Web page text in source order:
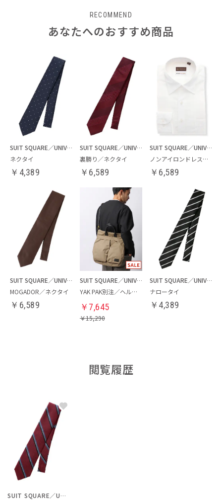
RECOMMEND
あなたへのおすすめ商品
SUIT SQUARE／UNIVERSAL LANGUAGE
ネクタイ
￥ 4,389
SUIT SQUARE／UNIVERSAL LANGUAGE
裏勝り／ネクタイ
￥ 6,589
SUIT SQUARE／UNIVERSAL LANGUAGE
ノンアイロンドレスシャツ
￥ 6,589
SUIT SQUARE／UNIVERSAL LANGUAGE
MOGADOR／ネクタイ
￥ 6,589
SUIT SQUARE／UNIVERSAL LANGUAGE
YAK PAK別注／ヘルメットバッグ
￥ 7,645
￥15,290
SUIT SQUARE／UNIVERSAL LANGUAGE
ナロータイ
￥ 4,389
閲覧履歴
SUIT SQUARE／UNIVERSAL LANGUAGE